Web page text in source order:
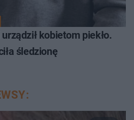
kobietom piekło.
śledzionę